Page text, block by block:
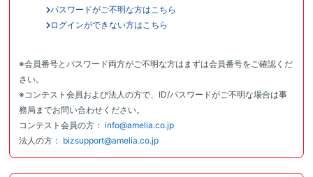
パスワードがご不明な方はこちら
ログインができない方はこちら
※会員番号とパスワード両方がご不明な方はまずは会員番号をご確認くだ
さい。
※コンテスト会員および法人の方で、ID/パスワードがご不明な場合は事
務局までお問い合わせください。
コンテスト会員の方： info@amelia.co.jp
法人の方： bizsupport@amelia.co.jp